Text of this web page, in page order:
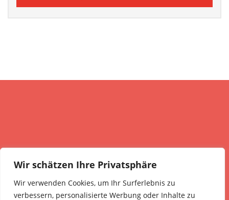
Wir schätzen Ihre Privatsphäre
Wir verwenden Cookies, um Ihr Surferlebnis zu
verbessern, personalisierte Werbung oder Inhalte zu
Unsere Ausbildung basiert auf der Grundlage der
curricularen Leitfadens.